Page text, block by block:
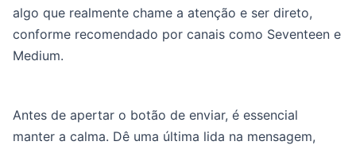
algo que realmente chame a atenção e ser direto,
conforme recomendado por canais como Seventeen e
Medium.
Antes de apertar o botão de enviar, é essencial
manter a calma. Dê uma última lida na mensagem,